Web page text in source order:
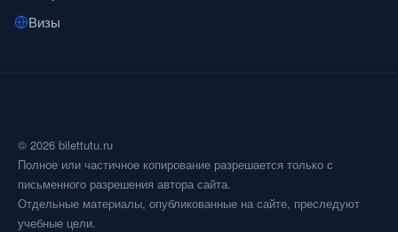
Визы
© 2026 bilettutu.ru
Полное или частичное копирование разрешается только с
письменного разрешения автора сайта.
Отдельные материалы, опубликованные на сайте, преследуют
учебные цели.